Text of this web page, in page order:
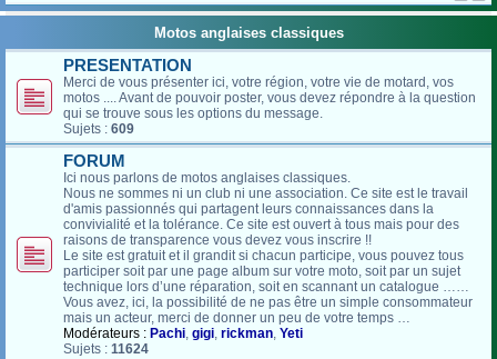
Motos anglaises classiques
PRESENTATION
Merci de vous présenter ici, votre région, votre vie de motard, vos
motos .... Avant de pouvoir poster, vous devez répondre à la question
qui se trouve sous les options du message.
Sujets : 609
FORUM
Ici nous parlons de motos anglaises classiques.
Nous ne sommes ni un club ni une association. Ce site est le travail
d'amis passionnés qui partagent leurs connaissances dans la
convivialité et la tolérance. Ce site est ouvert à tous mais pour des
raisons de transparence vous devez vous inscrire !!
Le site est gratuit et il grandit si chacun participe, vous pouvez tous
participer soit par une page album sur votre moto, soit par un sujet
technique lors d’une réparation, soit en scannant un catalogue ……
Vous avez, ici, la possibilité de ne pas être un simple consommateur
mais un acteur, merci de donner un peu de votre temps …
Modérateurs : Pachi, gigi, rickman, Yeti
Sujets : 11624